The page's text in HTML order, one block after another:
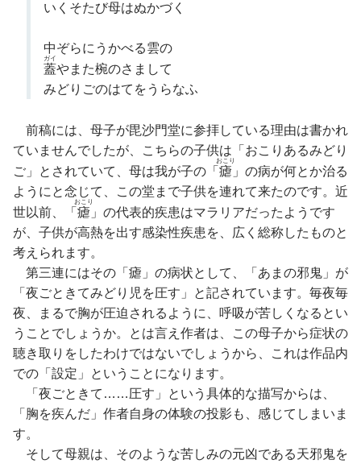
いくそたび母はぬかづく
中ぞらにうかべる雲の
蓋
ガイ
やまた椀のさまして
みどりごのはてをうらなふ
前稿には、母子が毘沙門堂に参拝している理由は書かれ
ていませんでしたが、こちらの子供は「おこりあるみどり
ご」とされていて、母は我が子の「 瘧
おこり
」の病が何とか治る
ようにと念じて、この堂まで子供を連れて来たのです。近
世以前、「 瘧
おこり
」の代表的疾患はマラリアだったようです
が、子供が高熱を出す感染性疾患を、広く総称したものと
考えられます。
第三連にはその「瘧」の病状として、「あまの邪鬼」が
「夜ごときてみどり児を圧す」と記されています。毎夜毎
夜、まるで胸が圧迫されるように、呼吸が苦しくなるとい
うことでしょうか。とは言え作者は、この母子から症状の
聴き取りをしたわけではないでしょうから、これは作品内
での「設定」ということになります。
「夜ごときて……圧す」という具体的な描写からは、
「胸を疾んだ」作者自身の体験の投影も、感じてしまいま
す。
そして母親は、そのような苦しみの元凶である天邪鬼を